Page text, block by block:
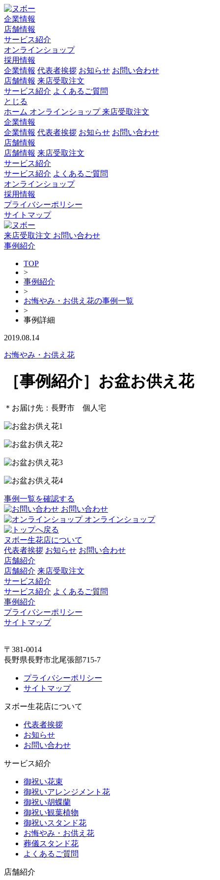
企業情報
店舗情報
サービス紹介
オンラインショップ
採用情報
企業情報 代表者挨拶 お知らせ お問い合わせ
店舗情報 来店受取注文
サービス紹介 よくあるご質問
とじる
ホーム オンラインショップ来店受取注文
企業情報
企業情報 代表者挨拶 お知らせ お問い合わせ
店舗情報
店舗情報 来店受取注文
サービス紹介
サービス紹介 よくあるご質問
オンラインショップ
採用情報
プライバシーポリシー
サイトマップ
来店受取注文 お問い合わせ
事例紹介
TOP
>
事例紹介
>
お悔やみ・お供え花の事例一覧
>
事例詳細
2019.08.14
お悔やみ・お供え花
［事例紹介］お盆お供え花
＊お届け先：長野市 個人宅
事例一覧を確認する
お問い合わせ
オンラインショップ
ヌボー生花店について
代表者挨拶 お知らせ お問い合わせ
店舗紹介
店舗紹介 来店受取注文
サービス紹介
サービス紹介 よくあるご質問
事例紹介
プライバシーポリシー
サイトマップ
〒381-0014
長野県長野市北尾張部715-7
プライバシーポリシー
サイトマップ
ヌボー生花店について
代表者挨拶
お知らせ
お問い合わせ
サービス紹介
御祝い花束
御祝いアレンジメント花
御祝い胡蝶蘭
御祝い観葉植物
御祝いスタンド花
お悔やみ・お供え花
葬儀スタンド花
よくあるご質問
店舗紹介